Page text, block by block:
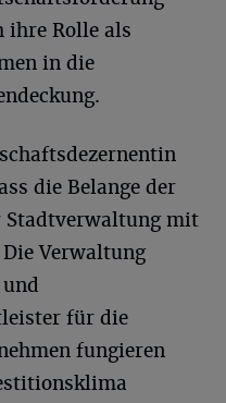
ihre Rolle als
in die
die Belange der
Stadtverwaltung mit
Verwaltung
für die
fungieren